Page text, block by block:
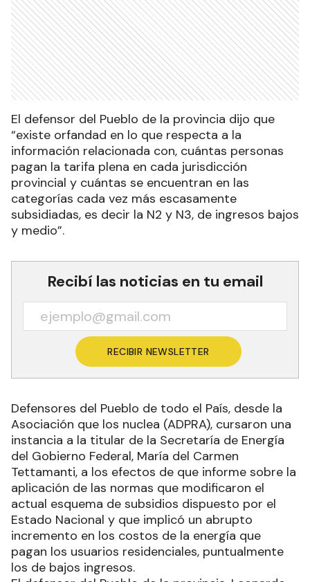
El defensor del Pueblo de la provincia dijo que
“existe orfandad en lo que respecta a la
información relacionada con, cuántas personas
pagan la tarifa plena en cada jurisdicción
provincial y cuántas se encuentran en las
categorías cada vez más escasamente
subsidiadas, es decir la N2 y N3, de ingresos bajos
y medio”.
Recibí las noticias en tu email
RECIBIR NEWSLETTER
Defensores del Pueblo de todo el País, desde la
Asociación que los nuclea (ADPRA), cursaron una
instancia a la titular de la Secretaría de Energía
del Gobierno Federal, María del Carmen
Tettamanti, a los efectos de que informe sobre la
aplicación de las normas que modificaron el
actual esquema de subsidios dispuesto por el
Estado Nacional y que implicó un abrupto
incremento en los costos de la energía que
pagan los usuarios residenciales, puntualmente
los de bajos ingresos.